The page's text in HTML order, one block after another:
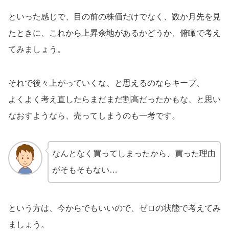
といった感じで、目の前の株価だけでなく、数か月先を見
たときに、これから上昇余地があるかどうか、俯瞰で考え
てみましょう。
それで後々上がっていくな、と思えるのならキープ、
よくよく考え直したらまだまだ割高だったかもな、と思い
なおすようなら、売ってしまうのも一考です。
なんとなく買ってしまったから、買った理由
がそもそもない…
という方は、今からでもいいので、ゼロの状態で考えてみ
ましょう。